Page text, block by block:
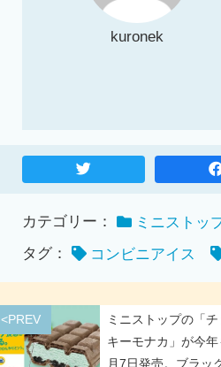
kuronek
カテゴリー：
ミニストッ
タグ：
コンビニアイス
<PREV
ミニストップの「
キーモナカ」が今
月7日発売。ブラッ